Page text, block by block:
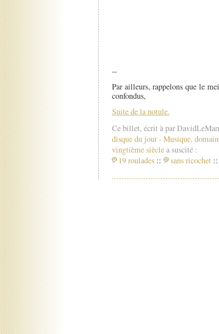
--
Par ailleurs, rappelons que le
confondus,
Suite de la notule.
Ce billet, écrit à par
disque du jour-Musique,
vingtième sièclea suscité :
19 roulades :: sans ricochet ::